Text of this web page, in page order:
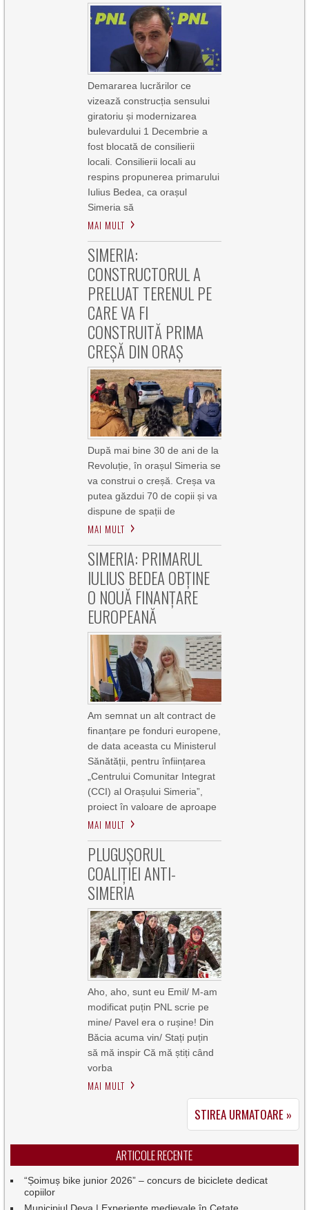
Demararea lucrărilor ce
vizează construcția sensului
giratoriu și modernizarea
bulevardului 1 Decembrie a
fost blocată de consilierii
locali. Consilierii locali au
respins propunerea primarului
Iulius Bedea, ca orașul
Simeria să
MAI MULT
SIMERIA:
CONSTRUCTORUL A
PRELUAT TERENUL PE
CARE VA FI
CONSTRUITĂ PRIMA
CREȘĂ DIN ORAȘ
După mai bine 30 de ani de la
Revoluție, în orașul Simeria se
va construi o creșă. Creșa va
putea găzdui 70 de copii și va
dispune de spații de
MAI MULT
SIMERIA: PRIMARUL
IULIUS BEDEA OBȚINE
O NOUĂ FINANȚARE
EUROPEANĂ
Am semnat un alt contract de
finanțare pe fonduri europene,
de data aceasta cu Ministerul
Sănătății, pentru înființarea
„Centrului Comunitar Integrat
(CCI) al Orașului Simeria”,
proiect în valoare de aproape
MAI MULT
PLUGUȘORUL
COALIȚIEI ANTI-
SIMERIA
Aho, aho, sunt eu Emil/ M-am
modificat puțin PNL scrie pe
mine/ Pavel era o rușine! Din
Băcia acuma vin/ Stați puțin
să mă inspir Că mă știți când
vorba
MAI MULT
STIREA URMATOARE »
ARTICOLE RECENTE
“Șoimuș bike junior 2026” – concurs de biciclete dedicat
copiilor